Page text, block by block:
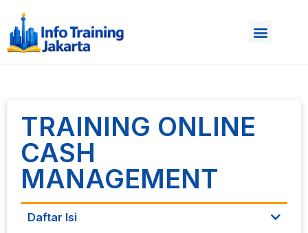
TRAINING ONLINE
CASH
MANAGEMENT
Daftar Isi